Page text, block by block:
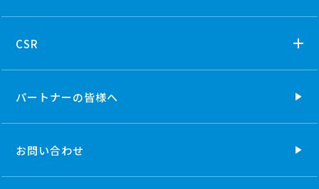
CSR
パートナーの皆様へ
お問い合わせ